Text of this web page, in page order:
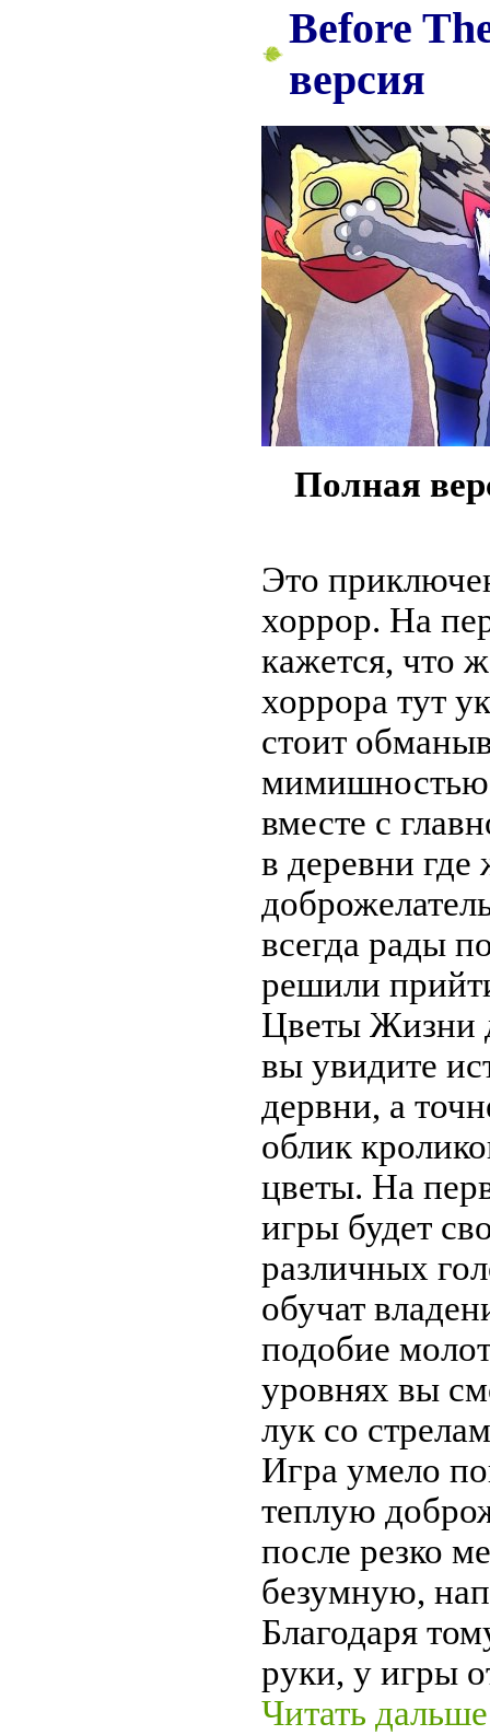
Before
версия
Полная
Это
хоррор. На
кажется, что
хоррора тут
стоит
мимишностью
вместе с
в деревни где
всегда рады
решили
Цветы Жизни
вы увидите
дервни, а
облик
цветы. На
игры будет
различных
обучат
подобие
уровнях вы
лук со
Игра умело
теплую
после резко
безумную,
Благодаря
руки, у игры
Читать